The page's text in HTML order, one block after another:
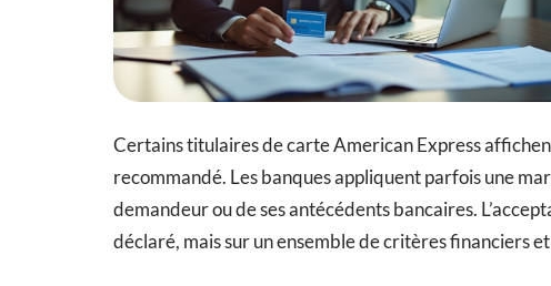
Certains titulaires de carte American Express
recommandé. Les banques appliquent parfois une
demandeur ou de ses antécédents bancaires.
déclaré, mais sur un ensemble de critères financiers